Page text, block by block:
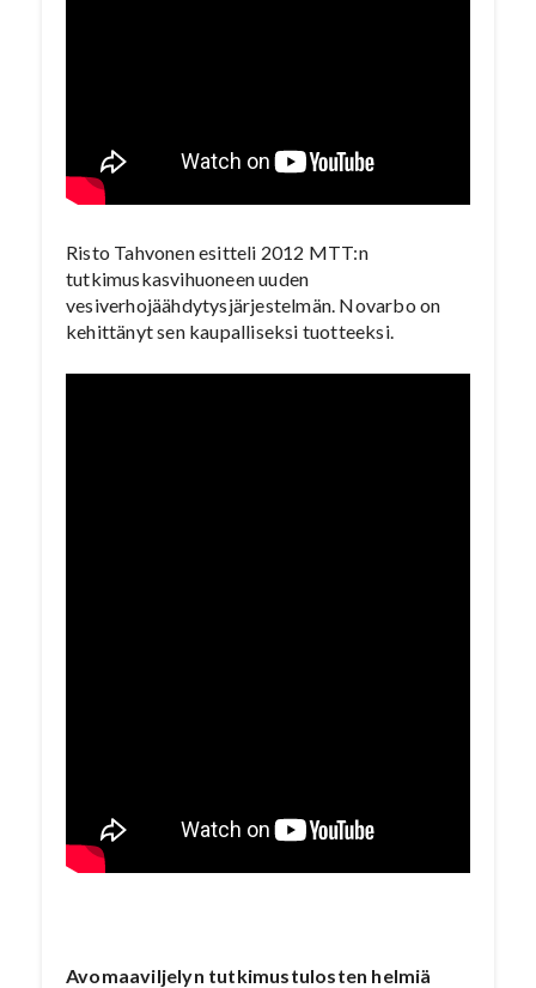
Risto Tahvonen esitteli 2012 MTT:n
tutkimuskasvihuoneen uuden
vesiverhojäähdytysjärjestelmän. Novarbo on
kehittänyt sen kaupalliseksi tuotteeksi.
Avomaaviljelyn tutkimustulosten helmiä